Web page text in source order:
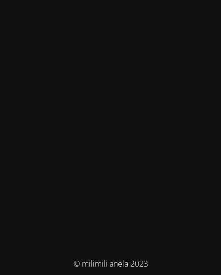
© milimili anela 2023